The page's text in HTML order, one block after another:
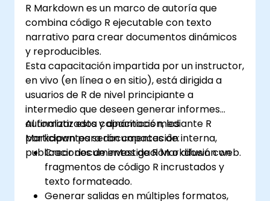
R Markdown es un marco de autoría que
combina código R ejecutable con texto
narrativo para crear documentos dinámicos
y reproducibles.
Esta capacitación impartida por un instructor,
en vivo (en línea o en sitio), está dirigida a
usuarios de R de nivel principiante a
intermedio que deseen generar informes
automatizados y dinámicos mediante R
Markdown para documentación interna,
publicaciones de investigación o difusión web.
Al finalizar esta capacitación, los
participantes serán capaces de:
Crear documentos de R Markdown con
fragmentos de código R incrustados y
texto formateado.
Generar salidas en múltiples formatos,